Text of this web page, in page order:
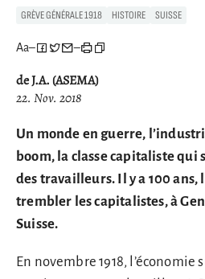
GRÈVE GÉNÉRALE 1918 HISTOIRE SUISSE
Aa– –
de J.A. (ASEMA)
22. Nov. 2018
Un monde en guerre,
boom, la classe capitaliste qui
des travailleurs. Il y a 100 ans,
trembler les capitalistes, à
Suisse.
En novembre 1918, l’économie